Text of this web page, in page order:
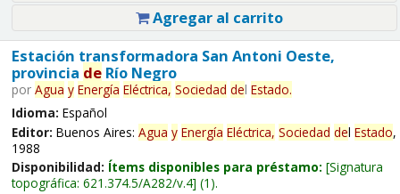
Agregar al carrito
Estación transformadora San Antoni Oeste,
provincia deRío Negro
por Agua y Energía Eléctrica, Sociedad del Estado.
Idioma: Español
Editor: Buenos Aires: Agua y Energía Eléctrica, Sociedad del Estado,
1988
Disponibilidad: Ítems disponibles para préstamo: Signatura
topográfica: 621.374.5/A282/v.4 (1).